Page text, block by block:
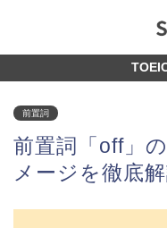
前置詞
前置詞「off」
メージを徹底解